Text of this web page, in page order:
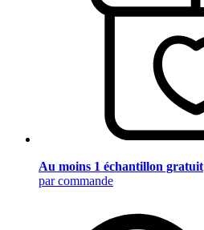
Au moins 1 échantillon gratuit
par commande